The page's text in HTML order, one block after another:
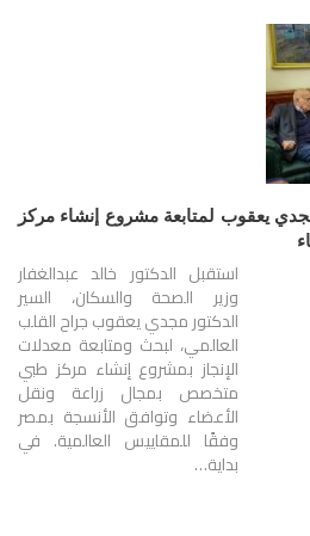
يعقوب لمتابعة مشروع إنشاء مركز
استقبل الدكتور خالد عبدالغفار
وزير الصحة والسكان، السير
الدكتور مجدي يعقوب جراح القلب
العالمي، لبحث ومتابعة معدلات
الإنجاز بمشروع إنشاء مركز طبي
متخصص بمجال زراعة ونقل
الأعضاء وتوافق الأنسجة بمصر
وفقًا للمقاييس العالمية. في
بداية…